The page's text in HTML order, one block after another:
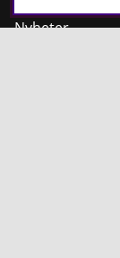
Nyheter